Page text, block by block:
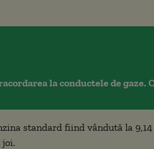
la conductele de gaze.
standard fiind vândută la 9,14